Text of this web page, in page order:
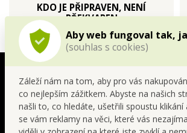
Aby web fungoval tak,
(souhlas s cookies)
Záleží nám na tom, aby pro vás
co nejlepším zážitkem. Abyste na našich
našli to, co hledáte, ušetřili spoustu klikání
se vám reklamy na věci, které vás
KDO JE PŘIPRAVEN, NENÍ
PŘEKVAPEN
SIGNATURE | nejvyšší úroveň
parfemace
BERRIES
Malina stojí v samotném srdci této